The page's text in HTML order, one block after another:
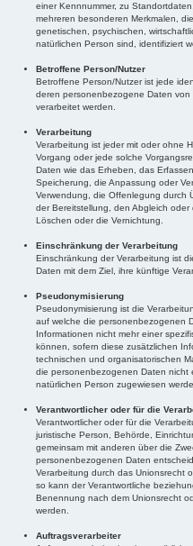
einer Kennnummer, zu
mehreren besonderen Merkmalen,
genetischen, psychischen,
natürlichen Person sind, identifiziert
Betroffene Person/Nutzer
Betroffene Person/Nutzer ist jede
deren personenbezogene Daten von
verarbeitet werden.
Verarbeitung
Verarbeitung ist jeder mit oder ohne
Vorgang oder jede solche
Daten wie das Erheben, das
Speicherung, die Anpassung oder
Verwendung, die Offenlegung durch
der Bereitstellung, den Abgleich
Löschen oder die Vernichtung.
Einschränkung der Verarbeitung
Einschränkung der Verarbeitung ist
Daten mit dem Ziel, ihre künftige
Pseudonymisierung
Pseudonymisierung ist die
auf welche die personenbezogenen
Informationen nicht mehr einer
können, sofern diese zusätzlichen
technischen und organisatorischen
die personenbezogenen Daten nicht
natürlichen Person zugewiesen
Verantwortlicher oder für die
Verantwortlicher oder für die
juristische Person, Behörde,
gemeinsam mit anderen über die
personenbezogenen Daten
Verarbeitung durch das Unionsrecht
so kann der Verantwortliche
Benennung nach dem Unionsrecht
werden.
Auftragsverarbeiter